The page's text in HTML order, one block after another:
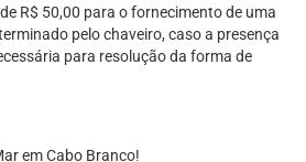
R$ 50,00 para o fornecimento de uma
pelo chaveiro, caso a presença
para resolução da forma de
em Cabo Branco!